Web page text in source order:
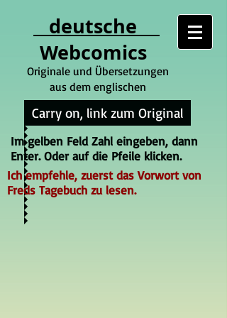
deutsche
Webcomics
Originale und Übersetzungen
aus dem englischen
Carry on, link zum Original
Im gelben Feld Zahl eingeben, dann
Enter. Oder auf die Pfeile klicken.
Ich empfehle, zuerst das Vorwort von
Freds Tagebuch zu lesen.